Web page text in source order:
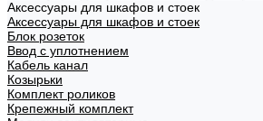
Аксессуары для шкафов и стоек
Аксессуары для шкафов и стоек
Блок розеток
Ввод с уплотнением
Кабель канал
Козырьки
Комплект роликов
Крепежный комплект